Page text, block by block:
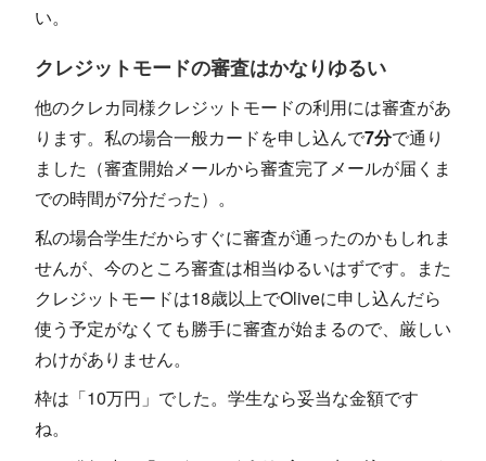
い。
クレジットモードの審査はかなりゆるい
他のクレカ同様クレジットモードの利用には審査があ
ります。私の場合一般カードを申し込んで7分で通り
ました（審査開始メールから審査完了メールが届くま
での時間が7分だった）。
私の場合学生だからすぐに審査が通ったのかもしれま
せんが、今のところ審査は相当ゆるいはずです。また
クレジットモードは18歳以上でOliveに申し込んだら
使う予定がなくても勝手に審査が始まるので、厳しい
わけがありません。
枠は「10万円」でした。学生なら妥当な金額です
ね。